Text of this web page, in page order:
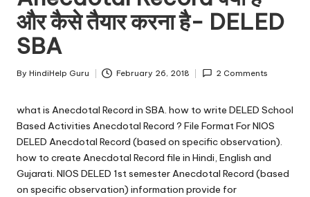
p
G
u
r
u.
c
o
m
और कैसे तैयार करना है- DELED
SBA
Posted
By HindiHelp Guru February 26, 2018 2 Comments
what is Anecdotal Record in SBA. how to write DELED School
Based Activities Anecdotal Record ? File Format For NIOS
DELED Anecdotal Record (based on specific observation).
how to create Anecdotal Record file in Hindi, English and
Gujarati. NIOS DELED 1st semester Anecdotal Record (based
on specific observation) information provide for